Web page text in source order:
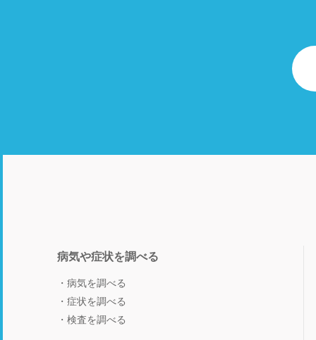
病気や症状を調べる
病気を調べる
症状を調べる
検査を調べる